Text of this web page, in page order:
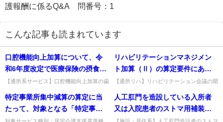
護報酬に係るQ&A 問番号：1
こんな記事も読まれています
口腔機能向上加算について、令
和6年度改定で医療保険の摂食機
能療法との算定に関する記載が
削除されたが、歯科医療との重
複の有無の判断に係る平成21年
Q&A（vol.2）問1の取扱いはど
【通所系サービス】口腔機能向上加算の歯
Q&A(vol.2)問1の取扱い。令和6年度改定を
もって廃止（摂食・...
リハビリテーションマネジメン
ト加算（Ⅱ）の算定要件にある
リハビリテーション会議の開催
頻度を満たすことができなかっ
た場合、当該加算は取得できな
【通所リハ】リハビリテーション会議の開
ョンマネジメント加算(Ⅱ)は取得できる
か。開催回数を満たす必要が...
特定事業所集中減算の算定に当
たって、対象となる「特定事業
所」の範囲は、同一法人単位で
人工肛門を造設している入所者
又は入院患者のストマ用補装具
について、入所者又は入院患者